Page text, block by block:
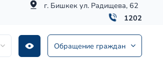
г. Бишкек ул. Радищева, 62
1202
Обращение граждан